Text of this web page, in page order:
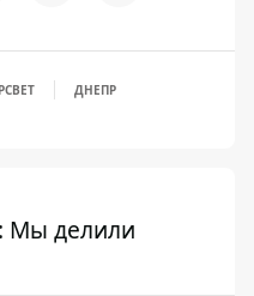
ДНЕПР
Мы делили